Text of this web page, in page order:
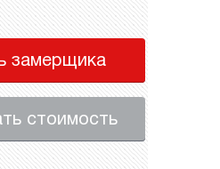
замерщика
стоимость